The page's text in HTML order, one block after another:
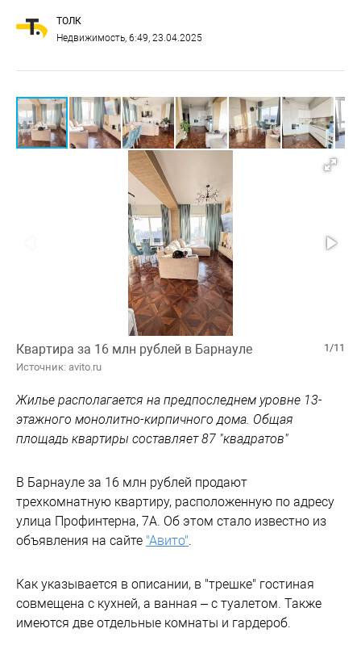
ТОЛК
Недвижимость, 6:49, 23.04.2025
1/11
Квартира за 16 млн рублей в Барнауле
Источник: avito.ru
Жилье располагается на предпоследнем уровне 13-
этажного монолитно-кирпичного дома. Общая
площадь квартиры составляет 87 "квадратов"
В Барнауле за 16 млн рублей продают
трехкомнатную квартиру, расположенную по адресу
улица Профинтерна, 7А. Об этом стало известно из
объявления на сайте "Авито".
Как указывается в описании, в "трешке" гостиная
совмещена с кухней, а ванная – с туалетом. Также
имеются две отдельные комнаты и гардероб.